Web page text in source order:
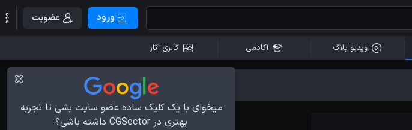
ورود عضویت
ویدیو بلاگ آکادمی گالری آثار
میخوای با یک کلیک ساده عضو سایت بشی تا تجربه
بهتری در CGSector داشته باشی؟
مقالات